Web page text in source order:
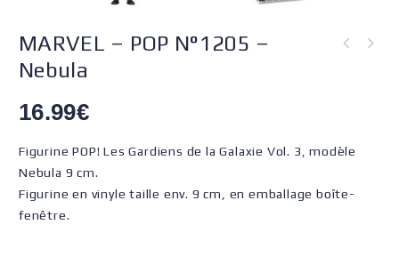
MARVEL – POP N°1205 –
Nebula
16.99€
Figurine POP! Les Gardiens de la Galaxie Vol. 3, modèle
Nebula 9 cm.
Figurine en vinyle taille env. 9 cm, en emballage boîte-
fenêtre.